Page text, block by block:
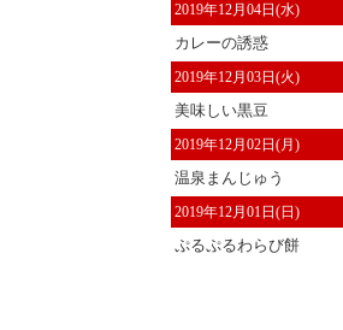
2019年12月04日(水)
カレーの誘惑
2019年12月03日(火)
美味しい黒豆
2019年12月02日(月)
温泉まんじゅう
2019年12月01日(日)
ぷるぷるわらび餅